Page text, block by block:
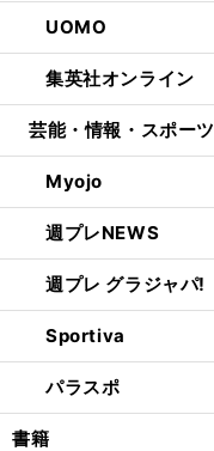
UOMO
集英社オンライン
芸能・情報・スポーツ
Myojo
週プレNEWS
週プレ グラジャパ!
Sportiva
パラスポ
書籍